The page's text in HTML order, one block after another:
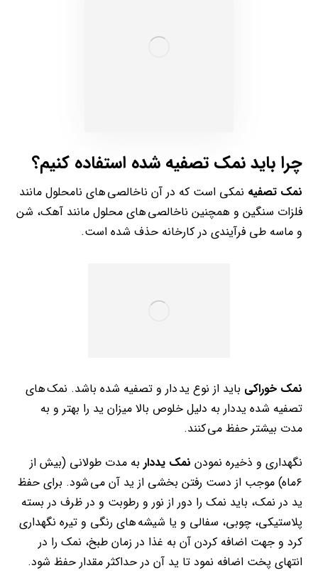
چرا باید نمک تصفیه شده استفاده کنیم؟
نمک تصفیه نمکی است که در آن ناخالصی های نامحلول مانند
فلزات سنگین و همچنین ناخالصی های محلول مانند آهک، شن
و ماسه طی فرآیندی در کارخانه حذف شده است.
نمک خوراکی باید از نوع ید دار و تصفیه شده باشد. نمک های
تصفیه شده یددار به دلیل خلوص بالا میزان ید را بهتر و به
مدت بیشتر حفظ می کنند.
نگهداری و ذخیره نمودن نمک یددار به مدت طولانی (بیش از
۶‌ماه) موجب از دست رفتن بخشی از ید آن می شود. برای حفظ
ید در نمک، باید نمک را دور از نور و رطوبت و در ظرف در بسته
پلاستیکی، چوبی، سفالی و یا شیشه های رنگی و تیره نگهداری
کرد و جهت اضافه کردن آن به غذا در زمان طبخ، نمک را در
انتهای پخت اضافه نمود تا ید آن در حداکثر مقدار حفظ شود.